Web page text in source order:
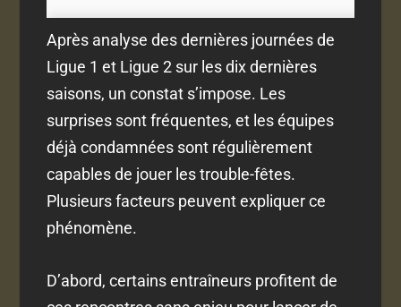
Après analyse des dernières journées de
Ligue 1 et Ligue 2 sur les dix dernières
saisons, un constat s’impose. Les
surprises sont fréquentes, et les équipes
déjà condamnées sont régulièrement
capables de jouer les trouble-fêtes.
Plusieurs facteurs peuvent expliquer ce
phénomène.
D’abord, certains entraîneurs profitent de